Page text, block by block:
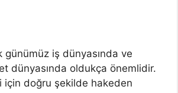
günümüz iş dünyasında ve
dünyasında oldukça önemlidir.
için doğru şekilde hakeden